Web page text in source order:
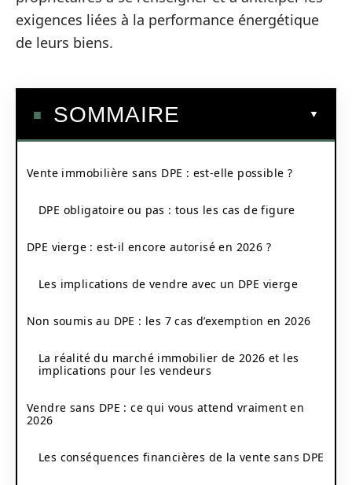
exigences liées à la performance énergétique
de leurs biens.
SOMMAIRE
Vente immobilière sans DPE : est-elle possible ?
DPE obligatoire ou pas : tous les cas de figure
DPE vierge : est-il encore autorisé en 2026 ?
Les implications de vendre avec un DPE vierge
Non soumis au DPE : les 7 cas d’exemption en 2026
La réalité du marché immobilier de 2026 et les
implications pour les vendeurs
Vendre sans DPE : ce qui vous attend vraiment en
2026
Les conséquences financières de la vente sans DPE